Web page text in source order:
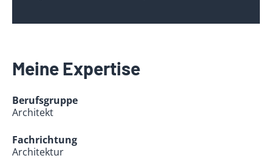
Meine Expertise
Berufsgruppe
Architekt
Fachrichtung
Architektur